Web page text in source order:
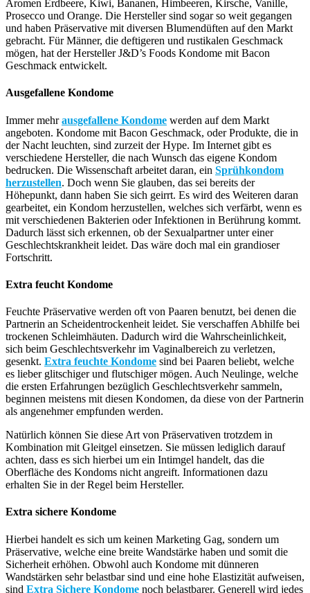
Aromen Erdbeere, Kiwi, Bananen, Himbeeren, Kirsche, Vanille,
Prosecco und Orange. Die Hersteller sind sogar so weit gegangen
und haben Präservative mit diversen Blumendüften auf den Markt
gebracht. Für Männer, die deftigeren und rustikalen Geschmack
mögen, hat der Hersteller J&D’s Foods Kondome mit Bacon
Geschmack entwickelt.
Ausgefallene Kondome
Immer mehrausgefallene Kondome werden auf dem Markt
angeboten. Kondome mit Bacon Geschmack, oder Produkte, die in
der Nacht leuchten, sind zurzeit der Hype. Im Internet gibt es
verschiedene Hersteller, die nach Wunsch das eigene Kondom
bedrucken. Die Wissenschaft arbeitet daran, ein Sprühkondom
herzustellen. Doch wenn Sie glauben, das sei bereits der
Höhepunkt, dann haben Sie sich geirrt. Es wird des Weiteren daran
gearbeitet, ein Kondom herzustellen, welches sich verfärbt, wenn es
mit verschiedenen Bakterien oder Infektionen in Berührung kommt.
Dadurch lässt sich erkennen, ob der Sexualpartner unter einer
Geschlechtskrankheit leidet. Das wäre doch mal ein grandioser
Fortschritt.
Extra feucht Kondome
Feuchte Präservative werden oft von Paaren benutzt, bei denen die
Partnerin an Scheidentrockenheit leidet. Sie verschaffen Abhilfe bei
trockenen Schleimhäuten. Dadurch wird die Wahrscheinlichkeit,
sich beim Geschlechtsverkehr im Vaginalbereich zu verletzen,
gesenkt. Extra feuchte Kondome sind bei Paaren beliebt, welche
es lieber glitschiger und flutschiger mögen. Auch Neulinge, welche
die ersten Erfahrungen bezüglich Geschlechtsverkehr sammeln,
beginnen meistens mit diesen Kondomen, da diese von der Partnerin
als angenehmer empfunden werden.
Natürlich können Sie diese Art von Präservativen trotzdem in
Kombination mit Gleitgel einsetzen. Sie müssen lediglich darauf
achten, dass es sich hierbei um ein Intimgel handelt, das die
Oberfläche des Kondoms nicht angreift. Informationen dazu
erhalten Sie in der Regel beim Hersteller.
Extra sichere Kondome
Hierbei handelt es sich um keinen Marketing Gag, sondern um
Präservative, welche eine breite Wandstärke haben und somit die
Sicherheit erhöhen. Obwohl auch Kondome mit dünneren
Wandstärken sehr belastbar sind und eine hohe Elastizität aufweisen,
sind Extra Sichere Kondome noch belastbarer. Generell wird jedes